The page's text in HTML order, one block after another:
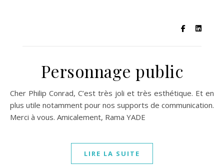
Personnage public
Cher Philip Conrad, C’est très joli et très esthétique. Et en
plus utile notamment pour nos supports de communication.
Merci à vous. Amicalement, Rama YADE
LIRE LA SUITE